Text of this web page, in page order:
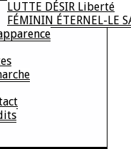
LUTTE DÉSIR Liberté
FÉMININ ÉTERNEL-LE